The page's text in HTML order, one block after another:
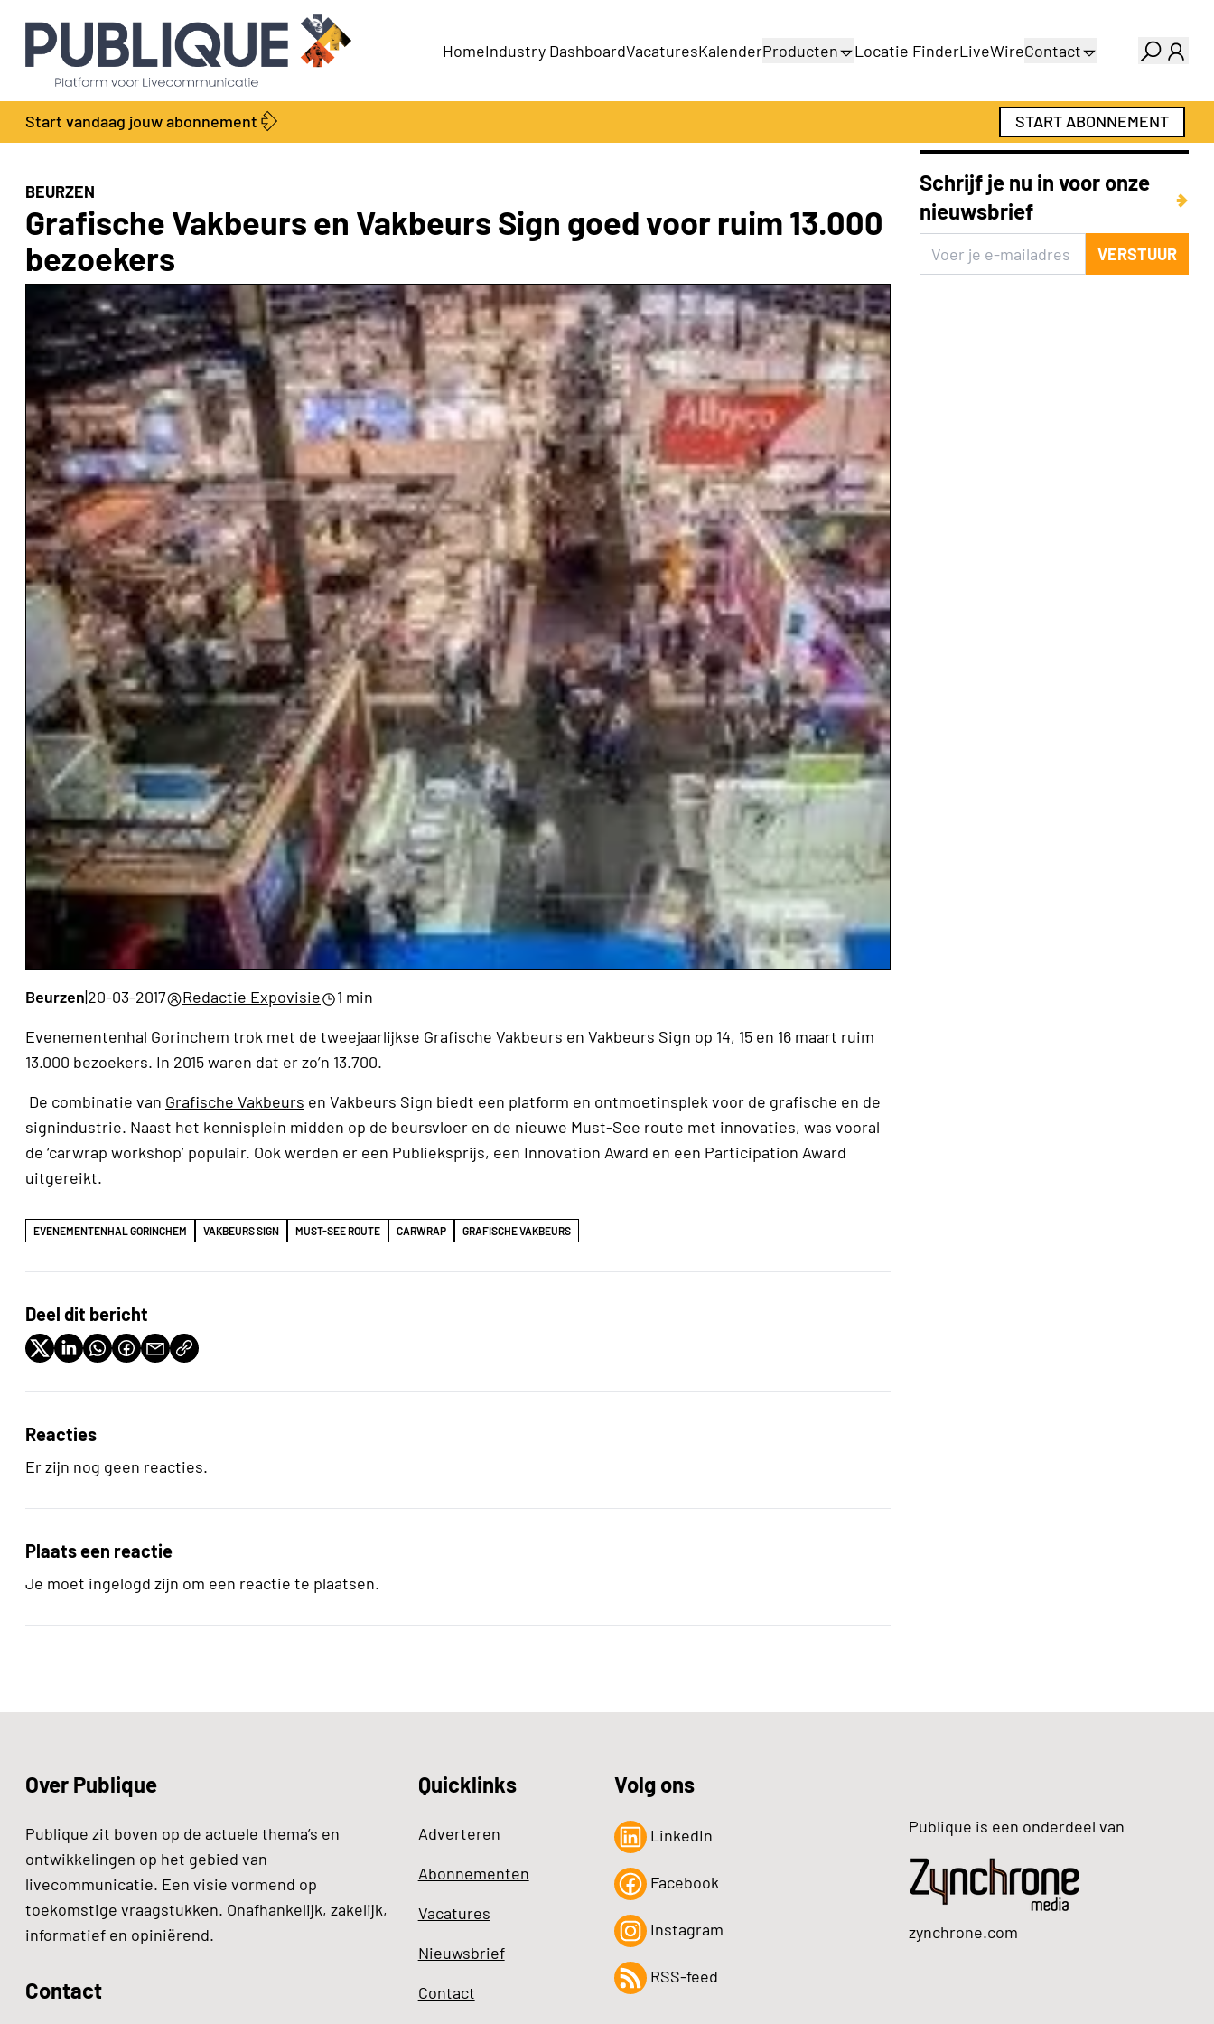
HomeIndustry DashboardVacaturesKalenderProducten
Productengids
Locatie FinderLiveWireContact
Adverteren
Abonnementen
Start vandaag jouw abonnement START ABONNEMENT
BEURZEN
Grafische Vakbeurs en Vakbeurs Sign goed voor ruim 13.000
bezoekers
Beurzen|20-03-2017 Redactie Expovisie
1 min
Evenementenhal Gorinchem trok met de tweejaarlijkse Grafische Vakbeurs en Vakbeurs Sign op 14, 15 en 16 maart ruim
13.000 bezoekers. In 2015 waren dat er zo’n 13.700.
De combinatie van Grafische Vakbeurs en Vakbeurs Sign biedt een platform en ontmoetinsplek voor de grafische en de
signindustrie. Naast het kennisplein midden op de beursvloer en de nieuwe Must-See route met innovaties, was vooral
de ‘carwrap workshop’ populair. Ook werden er een Publieksprijs, een Innovation Award en een Participation Award
uitgereikt.
EVENEMENTENHAL GORINCHEM VAKBEURS SIGN MUST-SEE ROUTE CARWRAP GRAFISCHE VAKBEURS
Deel dit bericht
Reacties
Er zijn nog geen reacties.
Plaats een reactie
Je moet ingelogd zijn om een reactie te plaatsen.
Schrijf je nu in voor onze
nieuwsbrief
VERSTUUR
Over Publique
Publique zit boven op de actuele thema’s en
ontwikkelingen op het gebied van
livecommunicatie. Een visie vormend op
toekomstige vraagstukken. Onafhankelijk, zakelijk,
informatief en opiniërend.
Contact
Quicklinks
Adverteren
Abonnementen
Vacatures
Nieuwsbrief
Contact
Volg ons
LinkedIn
Facebook
Instagram
RSS-feed
Publique is een onderdeel van
zynchrone.com